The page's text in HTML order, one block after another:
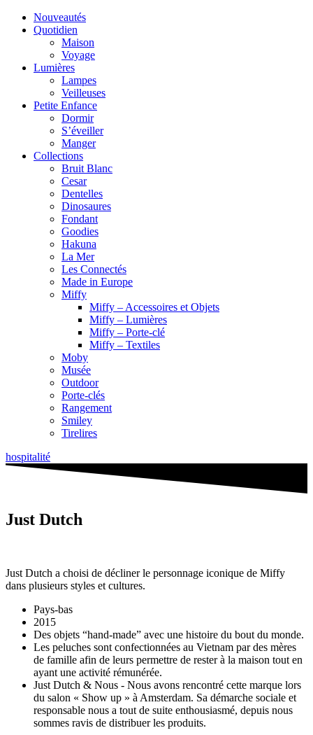
Nouveautés
Quotidien
Maison
Voyage
Lumières
Lampes
Veilleuses
Petite Enfance
Dormir
S’éveiller
Manger
Collections
Bruit Blanc
Cesar
Dentelles
Dinosaures
Fondant
Goodies
Hakuna
La Mer
Les Connectés
Made in Europe
Miffy
Miffy – Accessoires et Objets
Miffy – Lumières
Miffy – Porte-clé
Miffy – Textiles
Moby
Musée
Outdoor
Porte-clés
Rangement
Smiley
Tirelires
hospitalité
Just Dutch
Just Dutch a choisi de décliner le personnage iconique de Miffy
dans plusieurs styles et cultures.
Pays-bas
2015
Des objets “hand-made” avec une histoire du bout du monde.
Les peluches sont confectionnées au Vietnam par des mères
de famille afin de leurs permettre de rester à la maison tout en
ayant une activité rémunérée.
Just Dutch & Nous - Nous avons rencontré cette marque lors
du salon « Show up » à Amsterdam. Sa démarche sociale et
responsable nous a tout de suite enthousiasmé, depuis nous
sommes ravis de distribuer les produits.